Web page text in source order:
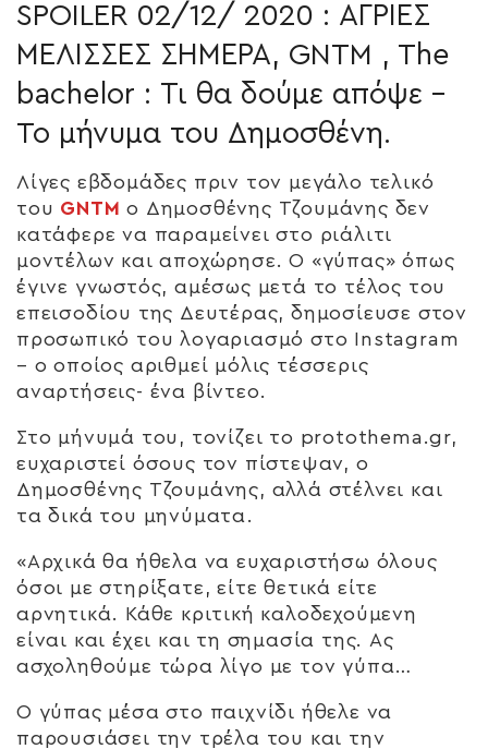
SPOILER 02/12/ 2020 : ΑΓΡΙΕΣ
ΜΕΛΙΣΣΕΣ ΣΗΜΕΡΑ, GNTM , The
bachelor : Τι θα δούμε απόψε –
To μήνυμα του Δημοσθένη.
Λίγες εβδομάδες πριν τον μεγάλο τελικό
του GNTM ο Δημοσθένης Τζουμάνης δεν
κατάφερε να παραμείνει στο ριάλιτι
μοντέλων και αποχώρησε. Ο «γύπας» όπως
έγινε γνωστός, αμέσως μετά το τέλος του
επεισοδίου της Δευτέρας, δημοσίευσε στον
προσωπικό του λογαριασμό στο Instagram
– ο οποίος αριθμεί μόλις τέσσερις
αναρτήσεις- ένα βίντεο.
Στο μήνυμά του, τονίζει το protothema.gr,
ευχαριστεί όσους τον πίστεψαν, ο
Δημοσθένης Τζουμάνης, αλλά στέλνει και
τα δικά του μηνύματα.
«Αρχικά θα ήθελα να ευχαριστήσω όλους
όσοι με στηρίξατε, είτε θετικά είτε
αρνητικά. Κάθε κριτική καλοδεχούμενη
είναι και έχει και τη σημασία της. Ας
ασχοληθούμε τώρα λίγο με τον γύπα…
Ο γύπας μέσα στο παιχνίδι ήθελε να
παρουσιάσει την τρέλα του και την